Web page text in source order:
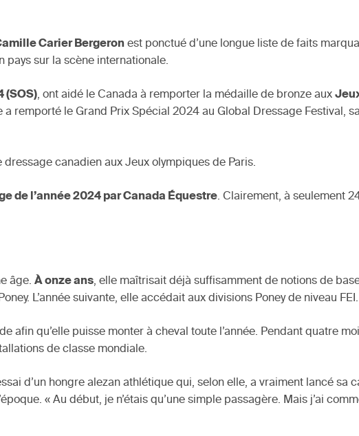
Carier Bergeron est ponctué d’une longue liste de faits
pays sur la scène internationale.
(SOS), ont aidé le Canada à remporter la médaille de bronze aux
a remporté le Grand Prix Spécial 2024 au Global Dressage Festival,
canadien aux Jeux olympiques de Paris.
de l’année 2024 par Canada Équestre. Clairement, à seulement
âge. À onze ans, elle maîtrisait déjà suffisamment de notions de
L’année suivante, elle accédait aux divisions Poney de niveau FEI.
afin qu’elle puisse monter à cheval toute l’année. Pendant quatre
de classe mondiale.
d’un hongre alezan athlétique qui, selon elle, a vraiment lancé sa
« Au début, je n’étais qu’une simple passagère. Mais j’ai